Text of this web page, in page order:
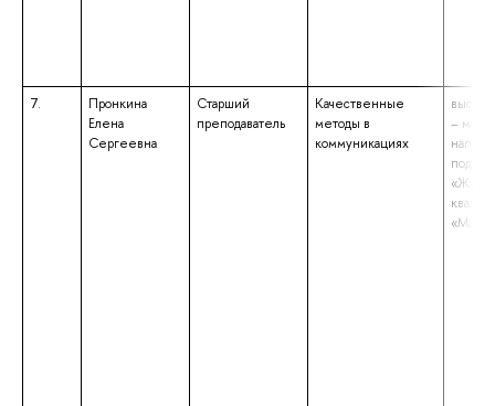
7.
Пронкина
Елена
Сергеевна
Старший
преподаватель
Качественные
методы в
коммуникациях
–